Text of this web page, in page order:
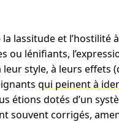
lassitude et l’hostilité
ou lénifiants,
style, à leurs effets
qui peinent à
étions dotés d’un
souvent corrigés,